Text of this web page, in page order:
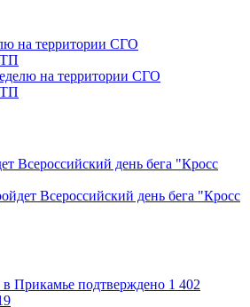
на территории СГО
Всероссийский день бега "Кросс